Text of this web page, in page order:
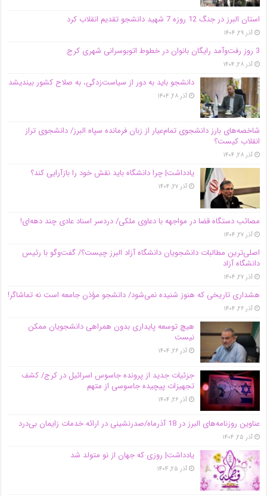
استان البرز در جنگ 12 روزه 7 شهید دانشجو تقدیم انقلاب کرد
آذر ۲۹, ۱۴۰۴
3 روز رفت‌وآمد رایگان بانوان در خطوط اتوبوسرانی شهری کرج
آذر ۲۸, ۱۴۰۴
دانشجو باید به دور از سیاست‌زدگی، به صلاح کشور بیندیشد
آذر ۲۸, ۱۴۰۴
شاخصه‌های بارز دانشجوی تمام‌عیار از زبان فرمانده سپاه البرز/ دانشجوی تراز
انقلاب کیست؟
آذر ۲۸, ۱۴۰۴
یادداشت| چرا دانشگاه باید نقش خود را بازآرایی کند؟
آذر ۲۷, ۱۴۰۴
مصائب دستگاه قضا در مواجهه با دعاوی ملکی/ دردسر اسناد عادی چند‌ دهه‌ای!
آذر ۲۷, ۱۴۰۴
اصلی‌ترین مطالبات دانشجویان دانشگاه آزاد البرز چیست؟/ گفت‌وگو با رئیس
دانشگاه آز‌اد
آذر ۲۷, ۱۴۰۴
هشداری تاریخی که هنوز شنیده نمی‌شود/ دانشجو مؤذن جامعه است نه تماشاگر!
آذر ۲۶, ۱۴۰۴
هیچ توسعه پایداری بدون همراهی دانشجویان ممکن
نیست
آذر ۲۶, ۱۴۰۴
جزئیات جدید از پرونده جاسوس اسرائیل در کرج/‌ کشف
تجهیزات پیچیده جاسوسی از متهم
آذر ۲۶, ۱۴۰۴
عناوین روزنامه‌های البرز در ‌18 آذرماه/صدرنشینی در ارائه خدمات زایمان بی‌درد
آذر ۲۵, ۱۴۰۴
یادداشت| روزی که جهان از نو متولد شد
آذر ۲۵, ۱۴۰۴